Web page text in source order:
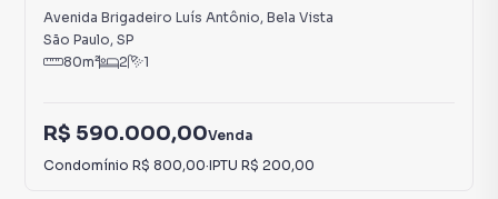
Vista
Avenida Brigadeiro Luís Antônio, Bela Vista
São Paulo, SP
80m² 2 1
R$ 590.000,00Venda
Condomínio R$ 800,00·IPTU R$ 200,00